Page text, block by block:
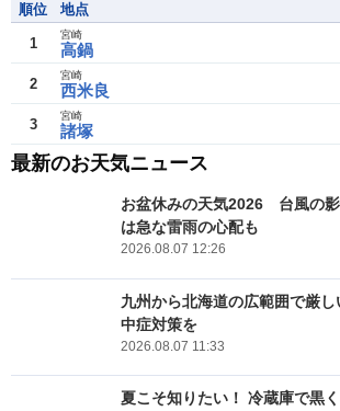
順位 地点
1 高鍋
宮崎
2 西米良
宮崎
3 諸塚
宮崎
最新のお天気ニュース
お盆休みの天気2026 台風の
は急な雷雨の心配も
2026.08.07 12:26
九州から北海道の広範囲で厳
中症対策を
2026.08.07 11:33
夏こそ知りたい！ 冷蔵庫で黒